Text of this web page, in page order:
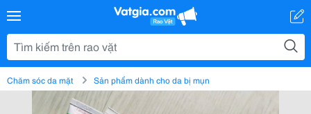
Chăm sóc da mặt Sản phẩm dành cho da bị mụn